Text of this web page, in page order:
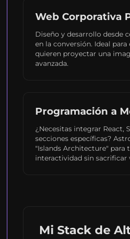
Web Corporativa
Diseño y desarrollo desde
en la conversión. Ideal para
quieren proyectar una
avanzada.
Programación a
¿Necesitas integrar React,
secciones específicas?
"Islands Architecture" para
interactividad sin sacrificar
Mi Stack de